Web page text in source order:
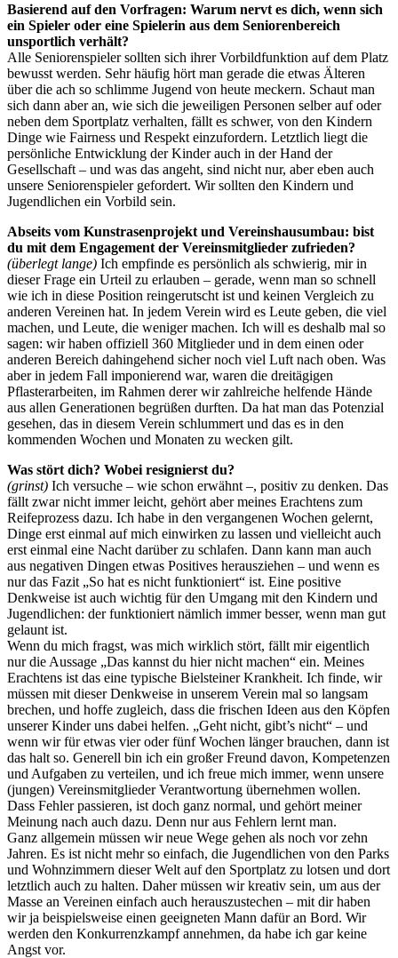
Basierend auf den Vorfragen: Warum nervt es dich, wenn sich
ein Spieler oder eine Spielerin aus dem Seniorenbereich
unsportlich verhält?
Alle Seniorenspieler sollten sich ihrer Vorbildfunktion auf dem Platz
bewusst werden. Sehr häufig hört man gerade die etwas Älteren
über die ach so schlimme Jugend von heute meckern. Schaut man
sich dann aber an, wie sich die jeweiligen Personen selber auf oder
neben dem Sportplatz verhalten, fällt es schwer, von den Kindern
Dinge wie Fairness und Respekt einzufordern. Letztlich liegt die
persönliche Entwicklung der Kinder auch in der Hand der
Gesellschaft – und was das angeht, sind nicht nur, aber eben auch
unsere Seniorenspieler gefordert. Wir sollten den Kindern und
Jugendlichen ein Vorbild sein.
Abseits vom Kunstrasenprojekt und Vereinshausumbau: bist
du mit dem Engagement der Vereinsmitglieder zufrieden?
(überlegt lange) Ich empfinde es persönlich als schwierig, mir in
dieser Frage ein Urteil zu erlauben – gerade, wenn man so schnell
wie ich in diese Position reingerutscht ist und keinen Vergleich zu
anderen Vereinen hat. In jedem Verein wird es Leute geben, die viel
machen, und Leute, die weniger machen. Ich will es deshalb mal so
sagen: wir haben offiziell 360 Mitglieder und in dem einen oder
anderen Bereich dahingehend sicher noch viel Luft nach oben. Was
aber in jedem Fall imponierend war, waren die dreitägigen
Pflasterarbeiten, im Rahmen derer wir zahlreiche helfende Hände
aus allen Generationen begrüßen durften. Da hat man das Potenzial
gesehen, das in diesem Verein schlummert und das es in den
kommenden Wochen und Monaten zu wecken gilt.
Was stört dich? Wobei resignierst du?
(grinst) Ich versuche – wie schon erwähnt –, positiv zu denken. Das
fällt zwar nicht immer leicht, gehört aber meines Erachtens zum
Reifeprozess dazu. Ich habe in den vergangenen Wochen gelernt,
Dinge erst einmal auf mich einwirken zu lassen und vielleicht auch
erst einmal eine Nacht darüber zu schlafen. Dann kann man auch
aus negativen Dingen etwas Positives herausziehen – und wenn es
nur das Fazit „So hat es nicht funktioniert“ ist. Eine positive
Denkweise ist auch wichtig für den Umgang mit den Kindern und
Jugendlichen: der funktioniert nämlich immer besser, wenn man gut
gelaunt ist.
Wenn du mich fragst, was mich wirklich stört, fällt mir eigentlich
nur die Aussage „Das kannst du hier nicht machen“ ein. Meines
Erachtens ist das eine typische Bielsteiner Krankheit. Ich finde, wir
müssen mit dieser Denkweise in unserem Verein mal so langsam
brechen, und hoffe zugleich, dass die frischen Ideen aus den Köpfen
unserer Kinder uns dabei helfen. „Geht nicht, gibt’s nicht“ – und
wenn wir für etwas vier oder fünf Wochen länger brauchen, dann ist
das halt so. Generell bin ich ein großer Freund davon, Kompetenzen
und Aufgaben zu verteilen, und ich freue mich immer, wenn unsere
(jungen) Vereinsmitglieder Verantwortung übernehmen wollen.
Dass Fehler passieren, ist doch ganz normal, und gehört meiner
Meinung nach auch dazu. Denn nur aus Fehlern lernt man.
Ganz allgemein müssen wir neue Wege gehen als noch vor zehn
Jahren. Es ist nicht mehr so einfach, die Jugendlichen von den Parks
und Wohnzimmern dieser Welt auf den Sportplatz zu lotsen und dort
letztlich auch zu halten. Daher müssen wir kreativ sein, um aus der
Masse an Vereinen einfach auch herauszustechen – mit dir haben
wir ja beispielsweise einen geeigneten Mann dafür an Bord. Wir
werden den Konkurrenzkampf annehmen, da habe ich gar keine
Angst vor.